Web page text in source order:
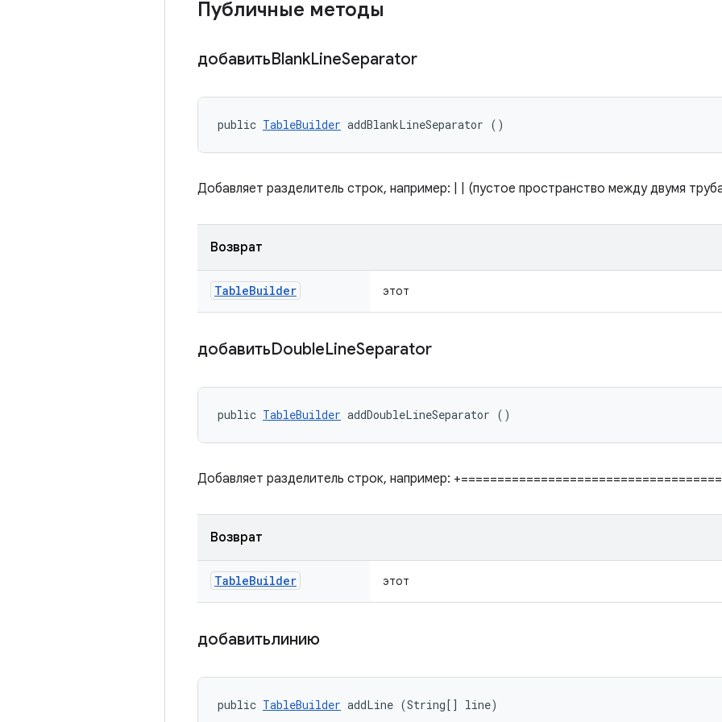
Публичные методы
добавитьBlankLineSeparator
public TableBuilder addBlankLineSeparator ()
Добавляет разделитель строк, например: | | (пустое пространство между двумя
Возврат
TableBuilder этот
добавитьDoubleLineSeparator
public TableBuilder addDoubleLineSeparator ()
Добавляет разделитель строк, например:
Возврат
TableBuilder этот
добавитьлинию
public TableBuilder addLine (String[] line)